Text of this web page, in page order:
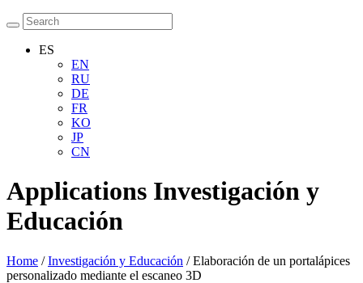
ES
EN
RU
DE
FR
KO
JP
CN
Applications Investigación y
Educación
Home /Investigación y Educación / Elaboración de un portalápices
personalizado mediante el escaneo 3D